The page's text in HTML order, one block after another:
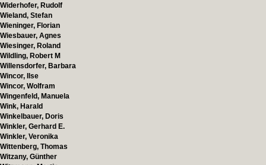
Widerhofer, Rudolf
Wieland, Stefan
Wieninger, Florian
Wiesbauer, Agnes
Wiesinger, Roland
Wildling, Robert M
Willensdorfer, Barbara
Wincor, Ilse
Wincor, Wolfram
Wingenfeld, Manuela
Wink, Harald
Winkelbauer, Doris
Winkler, Gerhard E.
Winkler, Veronika
Wittenberg, Thomas
Witzany, Günther